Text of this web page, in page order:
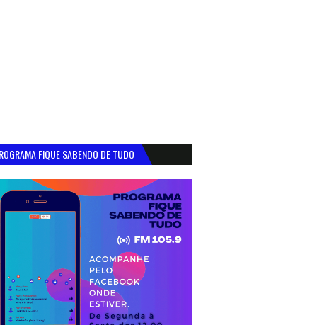
FIQUE SABENDO DE TUDO